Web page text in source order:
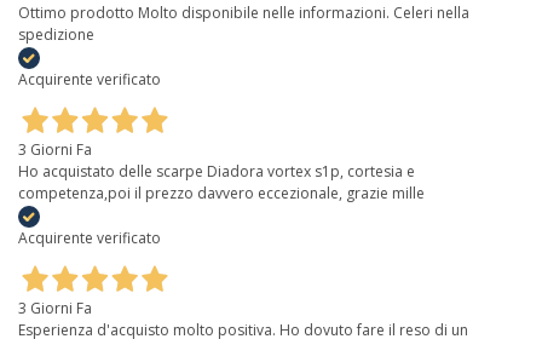
Ottimo prodotto Molto disponibile nelle informazioni. Celeri nella
spedizione
Acquirente verificato
3 Giorni Fa
Ho acquistato delle scarpe Diadora vortex s1p, cortesia e
competenza,poi il prezzo davvero eccezionale, grazie mille
Acquirente verificato
3 Giorni Fa
Esperienza d'acquisto molto positiva. Ho dovuto fare il reso di un